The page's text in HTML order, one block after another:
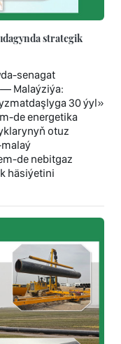
strategik
senagat
Malaýziýa:
30 ýyl»
de energetika
otuz
de nebitgaz
häsiýetini